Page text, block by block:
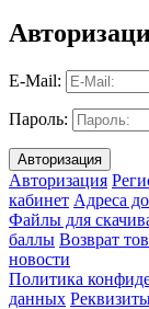
E-Mail:
Пароль:
Авторизация
кабинет Адреса
Файлы для
баллы Возврат
новости
Политика
данных